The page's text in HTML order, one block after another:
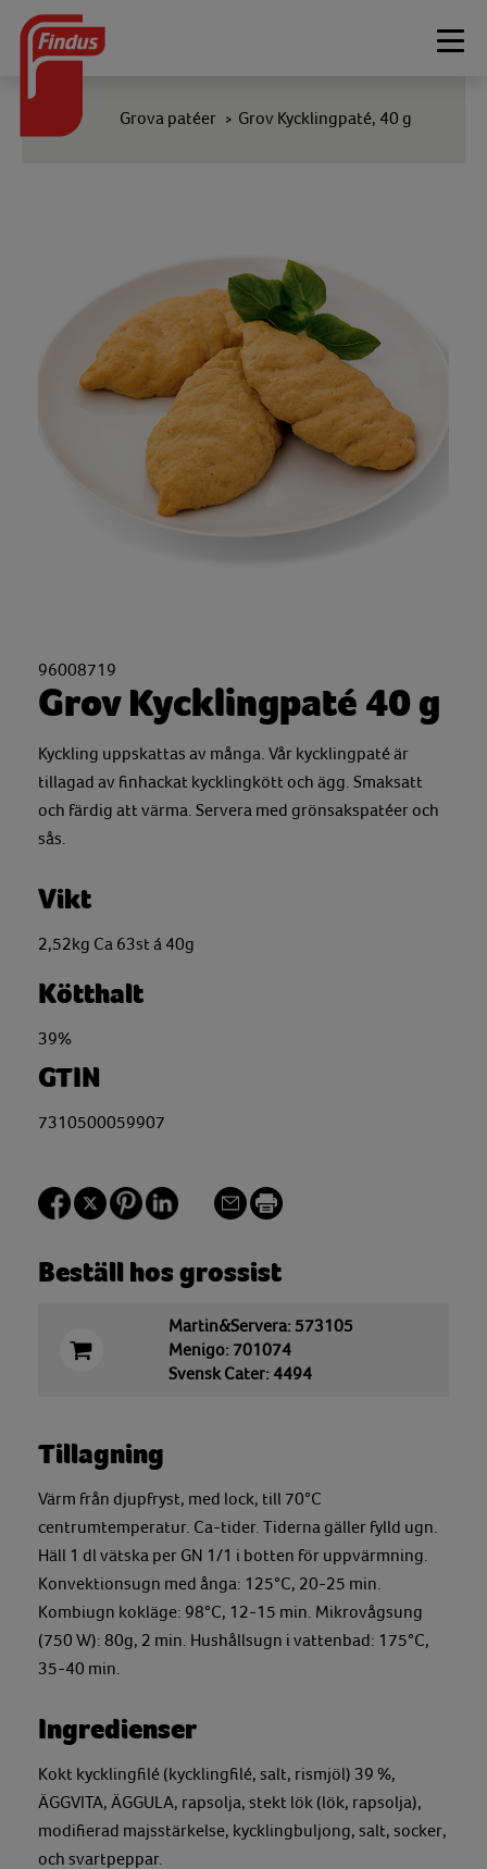
Grova patéer > Grov Kycklingpaté, 40 g
96008719
Grov Kycklingpaté 40 g
Kyckling uppskattas av många. Vår kycklingpaté är
tillagad av finhackat kycklingkött och ägg. Smaksatt
och färdig att värma. Servera med grönsakspatéer och
sås.
Vikt
2,52kg Ca 63st á 40g
Kötthalt
39%
GTIN
7310500059907
Beställ hos grossist
Martin&Servera: 573105
Menigo: 701074
Svensk Cater: 4494
Tillagning
Värm från djupfryst, med lock, till 70°C
centrumtemperatur. Ca-tider. Tiderna gäller fylld ugn.
Häll 1 dl vätska per GN 1/1 i botten för uppvärmning.
Konvektionsugn med ånga: 125°C, 20-25 min.
Kombiugn kokläge: 98°C, 12-15 min. Mikrovågsung
(750 W): 80g, 2 min. Hushållsugn i vattenbad: 175°C,
35-40 min.
Ingredienser
Kokt kycklingfilé (kycklingfilé, salt, rismjöl) 39 %,
ÄGGVITA, ÄGGULA, rapsolja, stekt lök (lök, rapsolja),
modifierad majsstärkelse, kycklingbuljong, salt, socker,
och svartpeppar.